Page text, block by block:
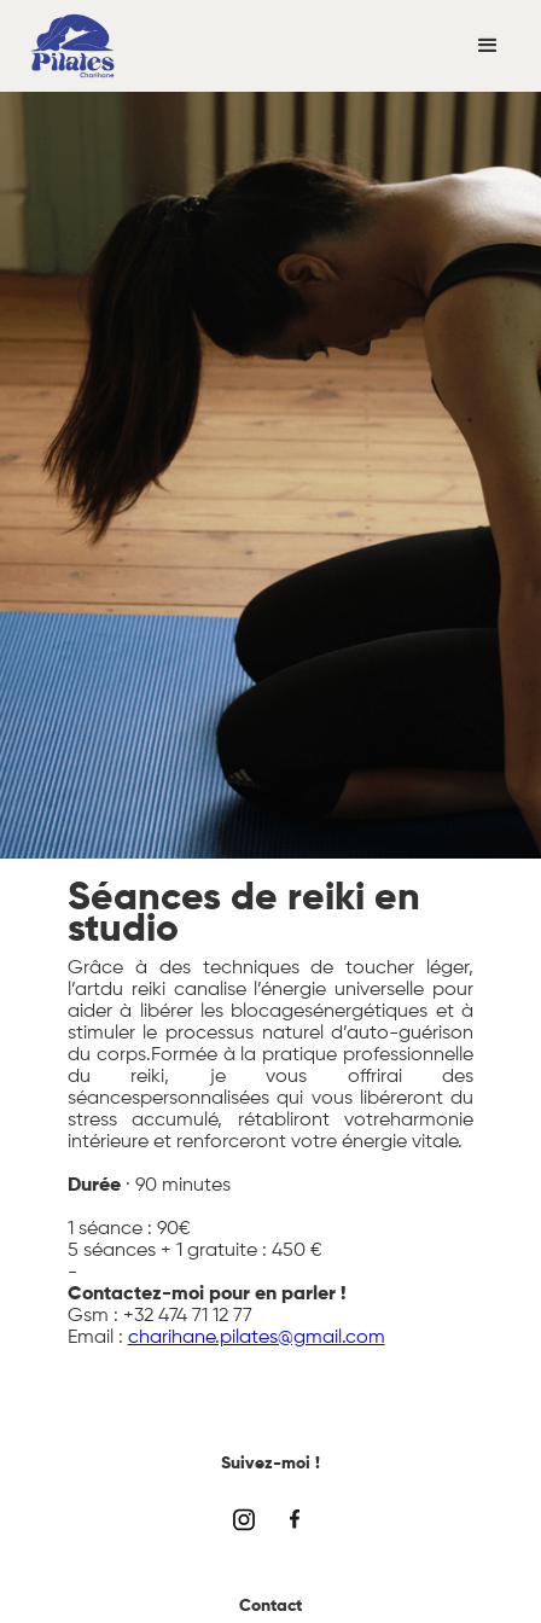
Séances de reiki en
studio
Grâce à des techniques de toucher léger,
l’artdu reiki canalise l’énergie universelle pour
aider à libérer les blocagesénergétiques et à
stimuler le processus naturel d’auto-guérison
du corps.Formée à la pratique professionnelle
du reiki, je vous offrirai des
séancespersonnalisées qui vous libéreront du
stress accumulé, rétabliront votreharmonie
intérieure et renforceront votre énergie vitale.
Durée· 90 minutes
1 séance : 90€
5 séances + 1 gratuite : 450 €
-
Contactez-moi pour en parler !
Gsm : +32 474 71 12 77
Email : charihane.pilates@gmail.com
Suivez-moi !
Contact